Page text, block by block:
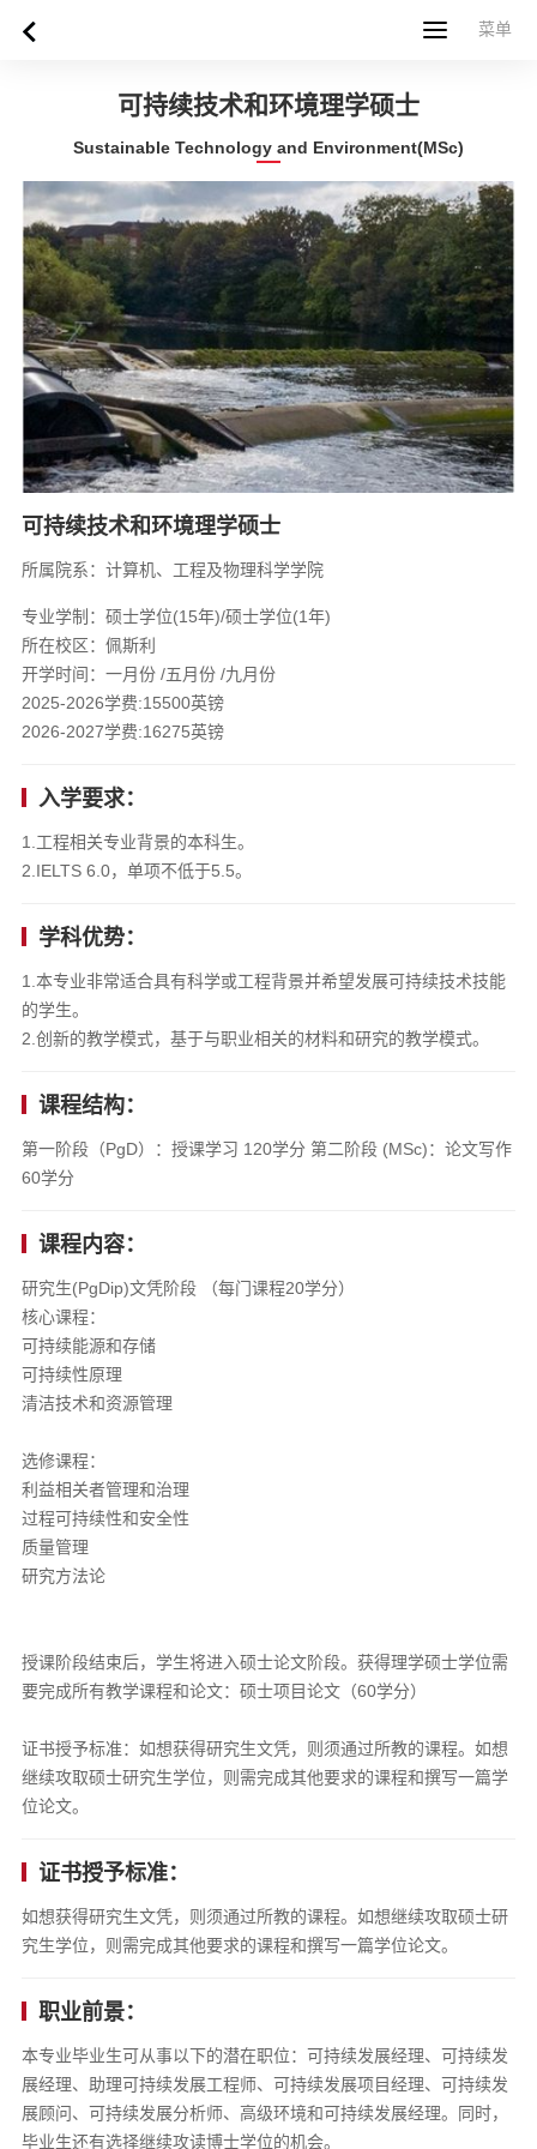
菜单
菜单
简体中文 繁體中文
关于西苏格兰大学
可持续技术和环境理学硕士
Sustainable Technology and Environment(MSc)
可持续技术和环境理学硕士
所属院系：计算机、工程及物理科学学院
专业学制：硕士学位(15年)/硕士学位(1年)
所在校区：佩斯利
开学时间：一月份 /五月份 /九月份
2025-2026学费:15500英镑
2026-2027学费:16275英镑
入学要求：
1.工程相关专业背景的本科生。
2.IELTS 6.0，单项不低于5.5。
学科优势：
1.本专业非常适合具有科学或工程背景并希望发展可持续技术技能
的学生。
2.创新的教学模式，基于与职业相关的材料和研究的教学模式。
课程结构：
第一阶段（PgD）：授课学习 120学分 第二阶段 (MSc)：论文写作
60学分
课程内容：
研究生(PgDip)文凭阶段 （每门课程20学分）
核心课程：
可持续能源和存储
可持续性原理
清洁技术和资源管理
选修课程：
利益相关者管理和治理
过程可持续性和安全性
质量管理
研究方法论
授课阶段结束后，学生将进入硕士论文阶段。获得理学硕士学位需
要完成所有教学课程和论文：硕士项目论文（60学分）
证书授予标准：如想获得研究生文凭，则须通过所教的课程。如想
继续攻取硕士研究生学位，则需完成其他要求的课程和撰写一篇学
位论文。
证书授予标准：
如想获得研究生文凭，则须通过所教的课程。如想继续攻取硕士研
究生学位，则需完成其他要求的课程和撰写一篇学位论文。
职业前景：
本专业毕业生可从事以下的潜在职位：可持续发展经理、可持续发
展经理、助理可持续发展工程师、可持续发展项目经理、可持续发
展顾问、可持续发展分析师、高级环境和可持续发展经理。同时，
毕业生还有选择继续攻读博士学位的机会。